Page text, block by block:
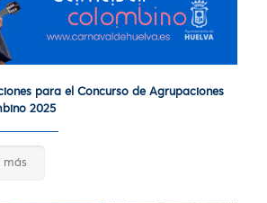
para el Concurso de Agrupaciones
2025
más